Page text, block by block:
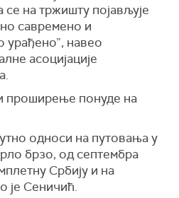
се на тржишту појављује
савремено и
урађено”, навео
асоцијације
проширење понуде на
односи на путовања у
брзо, од септембра
Србију и на
је Сеничић.